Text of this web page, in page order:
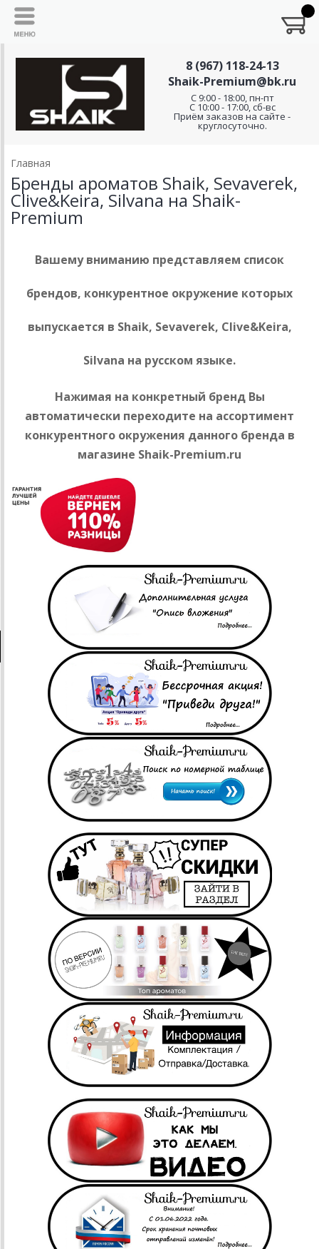
8 (967) 118-24-13
Shaik-Premium@bk.ru
C 9:00 - 18:00, пн-пт
С 10:00 - 17:00, сб-вс
Приём заказов на сайте -
круглосуточно.
Главная
Бренды ароматов Shaik, Sevaverek,
Clive&Keira, Silvana на Shaik-
Premium
Вашему вниманию представляем список
брендов, конкурентное окружение которых
выпускается в Shaik, Sevaverek, Clive&Keira,
Silvana на русском языке.
Нажимая на конкретный бренд Вы
автоматически переходите на ассортимент
конкурентного окружения данного бренда в
магазине Shaik-Premium.ru